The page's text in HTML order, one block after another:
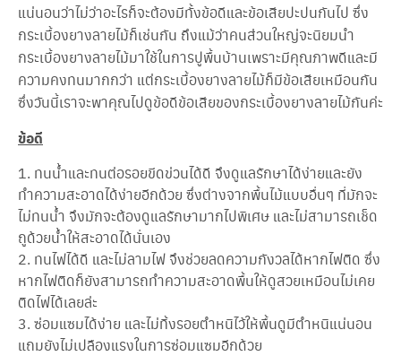
แน่นอนว่าไม่ว่าอะไรก็จะต้องมีทั้งข้อดีและข้อเสียปะปนกันไป ซึ่ง
กระเบื้องยางลายไม้ก็เช่นกัน ถึงแม้ว่าคนส่วนใหญ่จะนิยมนำ
กระเบื้องยางลายไม้มาใช้ในการปูพื้นบ้านเพราะมีคุณภาพดีและมี
ความคงทนมากกว่า แต่กระเบื้องยางลายไม้ก็มีข้อเสียเหมือนกัน
ซึ่งวันนี้เราจะพาคุณไปดูข้อดีข้อเสียของกระเบื้องยางลายไม้กันค่ะ
ข้อดี
ทนน้ำและทนต่อรอยขีดข่วนได้ดี จึงดูแลรักษาได้ง่ายและยัง
ทำความสะอาดได้ง่ายอีกด้วย ซึ่งต่างจากพื้นไม้แบบอื่นๆ ที่มักจะ
ไม่ทนน้ำ จึงมักจะต้องดูแลรักษามากไปพิเศษ และไม่สามารถเช็ด
ถูด้วยน้ำให้สะอาดได้นั่นเอง
ทนไฟได้ดี และไม่ลามไฟ จึงช่วยลดความกังวลได้หากไฟติด ซึ่ง
หากไฟติดก็ยังสามารถทำความสะอาดพื้นให้ดูสวยเหมือนไม่เคย
ติดไฟได้เลยล่ะ
ซ่อมแซมได้ง่าย และไม่ทิ้งรอยตำหนิไว้ให้พื้นดูมีตำหนิแน่นอน
แถมยังไม่เปลืองแรงในการซ่อมแซมอีกด้วย